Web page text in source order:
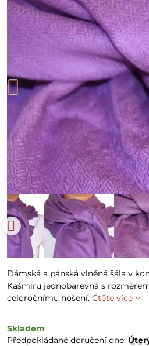
Dámská a pánská vlněná šála v
Kašmíru jednobarevná s
celoročnímu nošení. Čtěte více
Skladem
Předpokládané doručení dne: